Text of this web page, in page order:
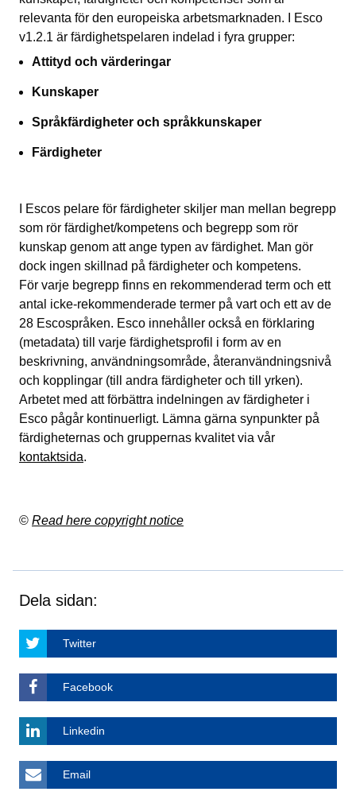
relevanta för den europeiska arbetsmarknaden. I Esco
v1.2.1 är färdighetspelaren indelad i fyra grupper:
Attityd och värderingar
Kunskaper
Språkfärdigheter och språkkunskaper
Färdigheter
I Escos pelare för färdigheter skiljer man mellan begrepp
som rör färdighet/kompetens och begrepp som rör
kunskap genom att ange typen av färdighet. Man gör
dock ingen skillnad på färdigheter och kompetens.
För varje begrepp finns en rekommenderad term och ett
antal icke-rekommenderade termer på vart och ett av de
28 Escospråken. Esco innehåller också en förklaring
(metadata) till varje färdighetsprofil i form av en
beskrivning, användningsområde, återanvändningsnivå
och kopplingar (till andra färdigheter och till yrken).
Arbetet med att förbättra indelningen av färdigheter i
Esco pågår kontinuerligt. Lämna gärna synpunkter på
färdigheternas och gruppernas kvalitet via vår
kontaktsida.
© Read here copyright notice
Dela sidan:
Twitter
Facebook
Linkedin
Email